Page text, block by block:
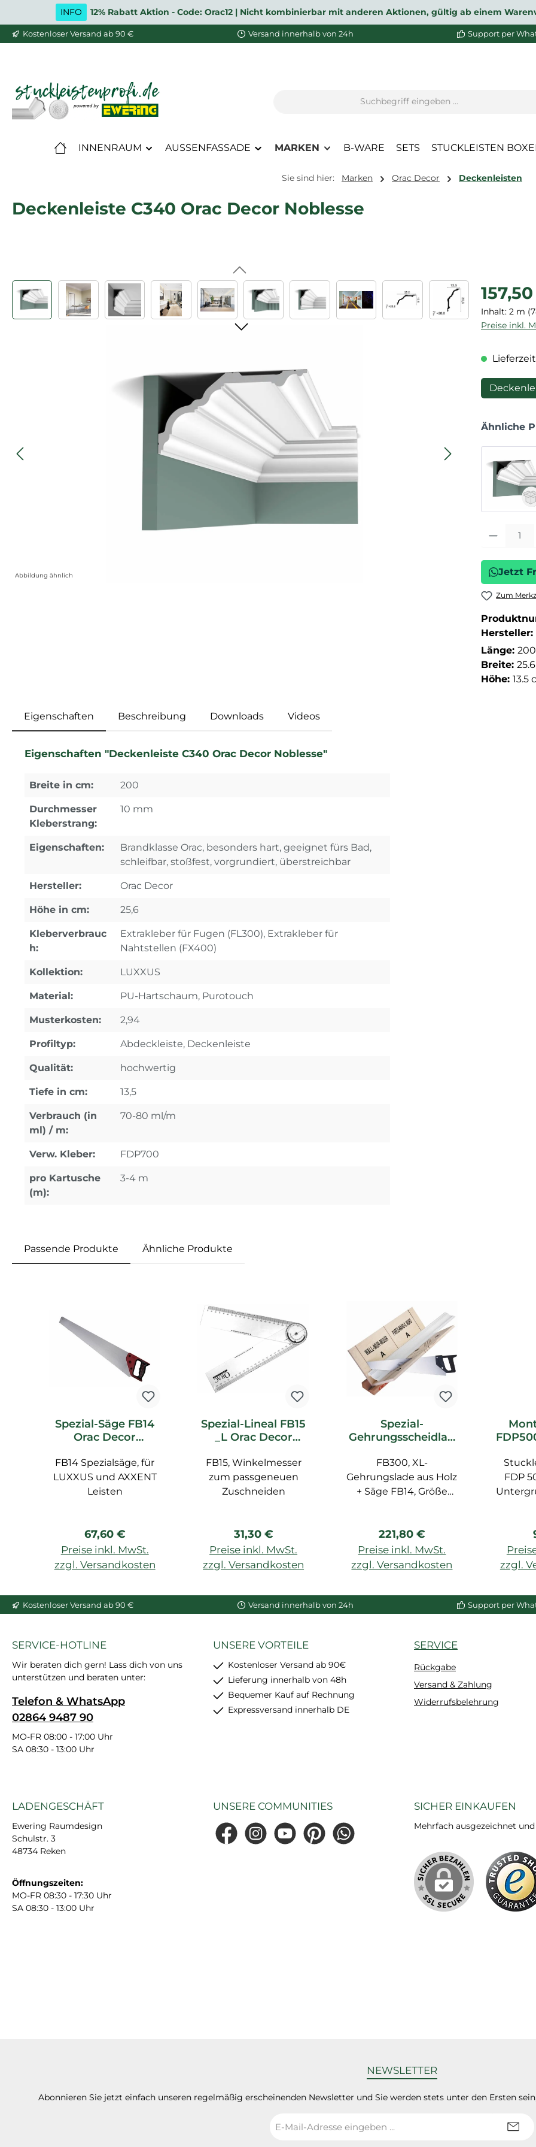
Hauptinhalt springen
Zur Suche springen
Zur Hauptnavigation springen
INFO 12% Rabatt Aktion - Code: Orac12 | Nicht kombinierbar mit anderen Aktionen, gültig ab einem
Kostenloser Versand ab 90 € Versand innerhalb von 24h Support per
INNENRAUM AUSSENFASSADE MARKEN B-WARE SETS STUCKLEISTEN
Sie sind hier: Marken Orac Decor Deckenleisten
Deckenleiste C340 Orac Decor Noblesse
Bildergalerie überspringen
Abbildung ähnlich
Regulärer
Inhalt: 2 m
Preise inkl.
Ähnliche
Produkt
Jetzt
Zum
Hersteller:
Länge:
Breite:
Höhe: 13.5
Eigenschaften Beschreibung Downloads Videos
Eigenschaften "Deckenleiste C340 Orac Decor Noblesse"
Breite in cm: 200
Durchmesser
Kleberstrang:
10 mm
Eigenschaften:
Brandklasse Orac, besonders hart, geeignet fürs Bad,
schleifbar, stoßfest, vorgrundiert, überstreichbar
Hersteller: Orac Decor
Höhe in cm: 25,6
Kleberverbrauc
h:
Extrakleber für Fugen (FL300), Extrakleber für
Nahtstellen (FX400)
Kollektion: LUXXUS
Material: PU-Hartschaum, Purotouch
Musterkosten: 2,94
Profiltyp: Abdeckleiste, Deckenleiste
Qualität: hochwertig
Tiefe in cm: 13,5
Verbrauch (in
ml) / m:
70-80 ml/m
Verw. Kleber: FDP700
pro Kartusche
(m):
3-4 m
Passende Produkte Ähnliche Produkte
Spezial-Säge FB14
Orac Decor
FB14 Spezialsäge, für
LUXXUS und AXXENT
Leisten
Regulärer Preis:
67,60 €
Preise inkl. MwSt.
zzgl. Versandkosten
Spezial-Lineal FB15
_L Orac Decor
FB15, Winkelmesser
zum passgeneuen
Zuschneiden
Regulärer Preis:
31,30 €
Preise inkl. MwSt.
zzgl. Versandkosten
Spezial-
Gehrungsscheidlad
Zubehör
FB300, XL-
Gehrungslade aus Holz
+ Säge FB14, Größe
Regulärer Preis:
221,80 €
Preise inkl. MwSt.
zzgl. Versandkosten
FDP
24
ml, für
zzgl.
Kostenloser Versand ab 90 € Versand innerhalb von 24h Support per
SERVICE-HOTLINE
Wir beraten dich gern! Lass dich von uns
unterstützen und beraten unter:
Telefon & WhatsApp
02864 9487 90
MO-FR 08:00 - 17:00 Uhr
SA 08:30 - 13:00 Uhr
UNSERE VORTEILE
Kostenloser Versand ab 90€
Lieferung innerhalb von 48h
Bequemer Kauf auf Rechnung
Expressversand innerhalb DE
SERVICE
Rückgabe
Versand & Zahlung
Widerrufsbelehrung
LADENGESCHÄFT
Ewering Raumdesign
Schulstr. 3
48734 Reken
Öffnungszeiten:
MO-FR 08:30 - 17:30 Uhr
SA 08:30 - 13:00 Uhr
UNSERE COMMUNITIES
FacebookInstagramYouTubePinterestWhatsApp
SICHER EINKAUFEN
Mehrfach ausgezeichnet
NEWSLETTER
Abonnieren Sie jetzt einfach unseren regelmäßig erscheinenden Newsletter und Sie werden stets unter den Ersten
Mail-